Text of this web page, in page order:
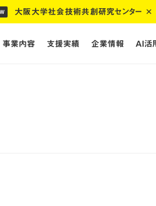
大阪大学社会技術共創研究センター ✕
事業内容
事業内容 支援実績
支援実績 企業情報
企業情報 AI活
AI活